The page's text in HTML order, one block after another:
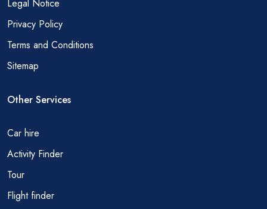
Legal Notice
Privacy Policy
Terms and Conditions
Sitemap
Other Services
Car hire
Activity Finder
Tour
Flight finder